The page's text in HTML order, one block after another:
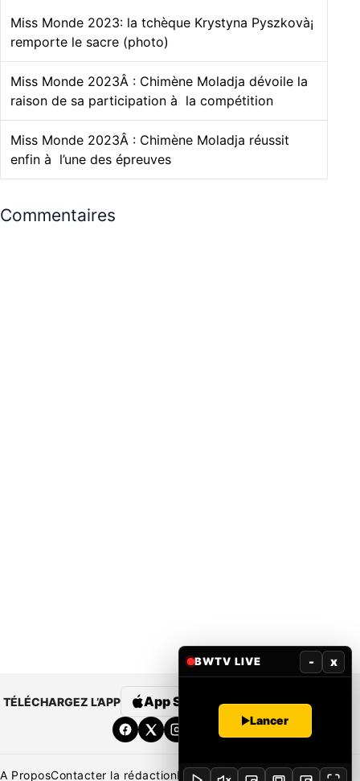
Miss Monde 2023: la tchèque Krystyna Pyszkovà¡
remporte le sacre (photo)
Miss Monde 2023Â : Chimène Moladja dévoile la
raison de sa participation à la compétition
Miss Monde 2023Â : Chimène Moladja réussit
enfin à l’une des épreuves
Commentaires
TÉLÉCHARGEZ L’APP App Store Google Play
A ProposContacter la rédactionRédaction Mentions légales
BWTV LIVE - x
Lancer